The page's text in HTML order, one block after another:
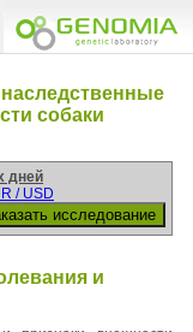
собаки
дней
/ USD
и